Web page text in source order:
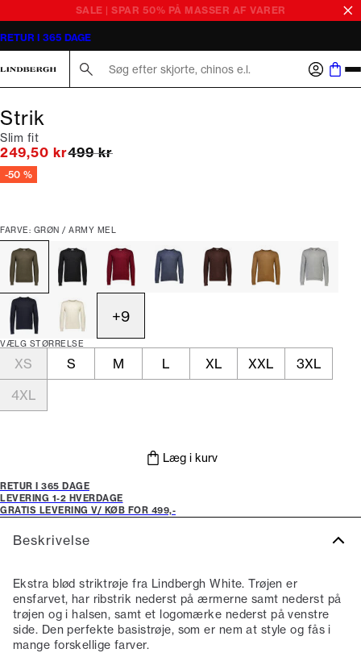
SALE | SPAR 50% PÅ MASSER AF VARER
RETUR I 365 DAGE
Strik
Slim fit
249,50 krI alt (uden rabat)
499 kr
-50 %
FARVE: GRØN / ARMY MEL
+9
VÆLG STØRRELSE
XS S M L XL XXL
3XL
4XL
Læg i kurv
RETUR I 365 DAGE
LEVERING 1-2 HVERDAGE
GRATIS LEVERING V/ KØB FOR 499,-
Beskrivelse
Ekstra blød striktrøje fra Lindbergh White. Trøjen er
ensfarvet, har ribstrik nederst på ærmerne samt nederst på
trøjen og i halsen, samt et logomærke nederst på venstre
side. Den perfekte basistrøje, som er nem at style og fås i
mange forskellige farver.